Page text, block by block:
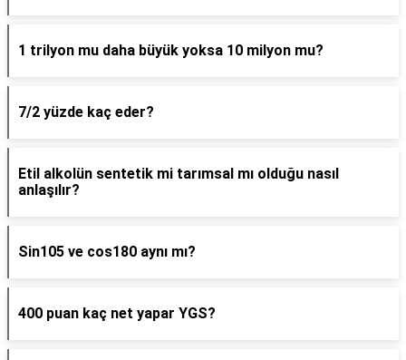
1 trilyon mu daha büyük yoksa 10 milyon mu?
7/2 yüzde kaç eder?
Etil alkolün sentetik mi tarımsal mı olduğu nasıl
anlaşılır?
Sin105 ve cos180 aynı mı?
400 puan kaç net yapar YGS?